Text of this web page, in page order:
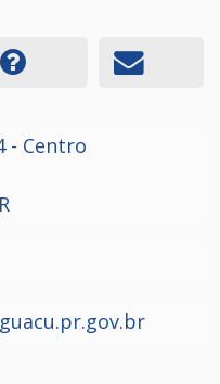
- Centro